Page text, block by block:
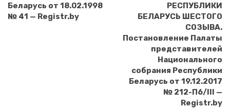
Беларусь от 18.02.1998
№ 41 — Registr.by
РЕСПУБЛИКИ
БЕЛАРУСЬ ШЕСТОГО
СОЗЫВА.
Постановление Палаты
представителей
Национального
собрания Республики
Беларусь от 19.12.2017
№ 212-П6/III —
Registr.by